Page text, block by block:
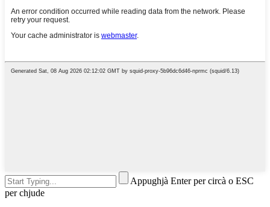
Appughjà Enter per circà o ESC
per chjude